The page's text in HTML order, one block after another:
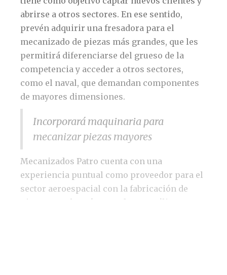
abrirse a otros sectores. En ese sentido,
prevén adquirir una fresadora para el
mecanizado de piezas más grandes, que les
permitirá diferenciarse del grueso de la
competencia y acceder a otros sectores,
como el naval, que demandan componentes
de mayores dimensiones.
Incorporará maquinaria para
mecanizar piezas mayores
Mecanizados Patro cuenta con una
experiencia puntual como proveedor para el
sector aeroespacial con la fabricación de
piezas para las cámaras de un satélite. La